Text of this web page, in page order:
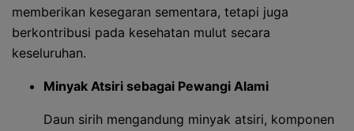
memberikan kesegaran sementara, tetapi juga
berkontribusi pada kesehatan mulut secara
keseluruhan.
Minyak Atsiri sebagai Pewangi Alami
Daun sirih mengandung minyak atsiri, komponen